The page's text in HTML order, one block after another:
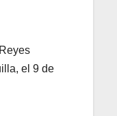
el 9 de